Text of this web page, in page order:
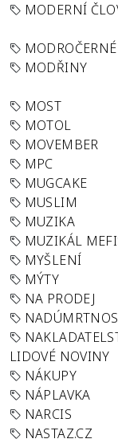
MODERNÍ
MODROČERNÉ
MODŘINY
MOST
MOTOL
MOVEMBER
MPC
MUGCAKE
MUSLIM
MUZIKA
MUZIKÁL
MYŠLENÍ
MÝTY
NA PRODEJ
LIDOVÉ NOVINY
NÁKUPY
NÁPLAVKA
NARCIS
NASTAZ.CZ